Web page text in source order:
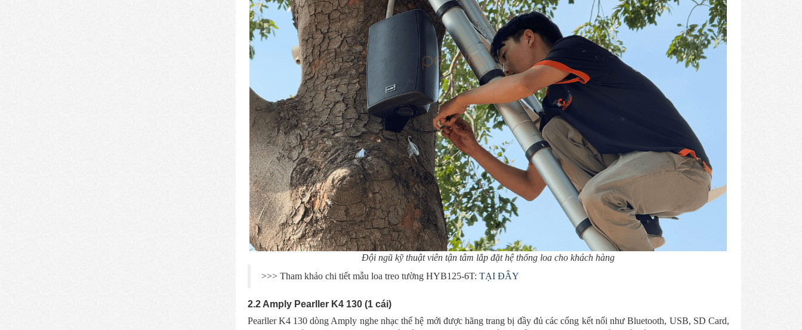
Đội ngũ kỹ thuật viên tận tâm lắp đặt hệ thống loa cho khách hàng
>>> Tham khảo chi tiết mẫu loa treo tường HYB125-6T: TẠI ĐÂY
2.2 Amply Pearller K4 130 (1 cái)
Pearller K4 130 dòng Amply nghe nhạc thế hệ mới được hãng trang bị đầy đủ các cổng kết nối như Bluetooth, USB, SD Card,